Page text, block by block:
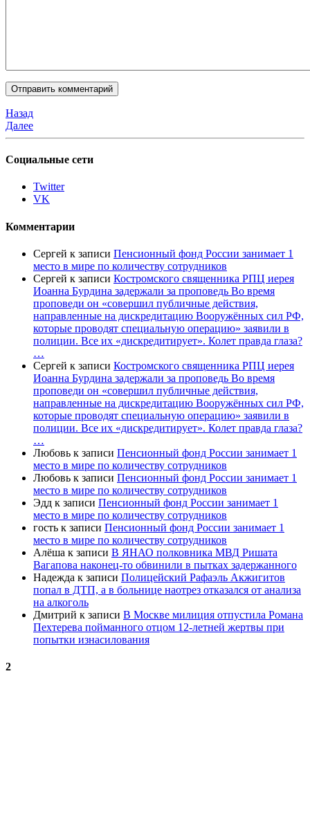
Назад
Далее
Социальные сети
Twitter
VK
Комментарии
Сергей к записи Пенсионный фонд России занимает 1
место в мире по количеству сотрудников
Сергей к записи Костромского священника РПЦ иерея
Иоанна Бурдина задержали за проповедь Во время
проповеди он «совершил публичные действия,
направленные на дискредитацию Вооружённых сил РФ,
которые проводят специальную операцию» заявили в
полиции. Все их «дискредитирует». Колет правда глаза?
…
Сергей к записи Костромского священника РПЦ иерея
Иоанна Бурдина задержали за проповедь Во время
проповеди он «совершил публичные действия,
направленные на дискредитацию Вооружённых сил РФ,
которые проводят специальную операцию» заявили в
полиции. Все их «дискредитирует». Колет правда глаза?
…
Любовь к записи Пенсионный фонд России занимает 1
место в мире по количеству сотрудников
Любовь к записи Пенсионный фонд России занимает 1
место в мире по количеству сотрудников
Эдд к записи Пенсионный фонд России занимает 1
место в мире по количеству сотрудников
гость к записи Пенсионный фонд России занимает 1
место в мире по количеству сотрудников
Алёша к записи В ЯНАО полковника МВД Ришата
Вагапова наконец-то обвинили в пытках задержанного
Надежда к записи Полицейский Рафаэль Акжигитов
попал в ДТП, а в больнице наотрез отказался от анализа
на алкоголь
Дмитрий к записи В Москве милиция отпустила Романа
Пехтерева пойманного отцом 12-летней жертвы при
попытки изнасилования
2